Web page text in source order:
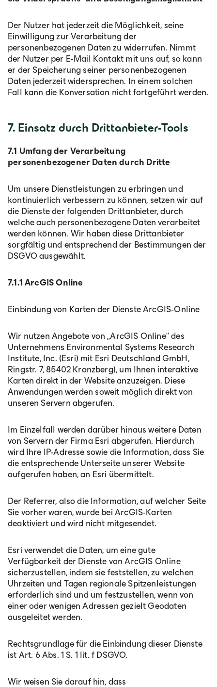
Der Nutzer hat jederzeit die Möglichkeit, seine
Einwilligung zur Verarbeitung der
personenbezogenen Daten zu widerrufen. Nimmt
der Nutzer per E-Mail Kontakt mit uns auf, so kann
er der Speicherung seiner personenbezogenen
Daten jederzeit widersprechen. In einem solchen
Fall kann die Konversation nicht fortgeführt werden.
7. Einsatz durch Drittanbieter-Tools
7.1 Umfang der Verarbeitung
personenbezogener Daten durch Dritte
Um unsere Dienstleistungen zu erbringen und
kontinuierlich verbessern zu können, setzen wir auf
die Dienste der folgenden Drittanbieter, durch
welche auch personenbezogene Daten verarbeitet
werden können. Wir haben diese Drittanbieter
sorgfältig und entsprechend der Bestimmungen der
DSGVO ausgewählt.
7.1.1 ArcGIS Online
Einbindung von Karten der Dienste ArcGIS-Online
Wir nutzen Angebote von „ArcGIS Online“ des
Unternehmens Environmental Systems Research
Institute, Inc. (Esri) mit Esri Deutschland GmbH,
Ringstr. 7, 85402 Kranzberg), um Ihnen interaktive
Karten direkt in der Website anzuzeigen. Diese
Anwendungen werden soweit möglich direkt von
unseren Servern abgerufen.
Im Einzelfall werden darüber hinaus weitere Daten
von Servern der Firma Esri abgerufen. Hierdurch
wird Ihre IP-Adresse sowie die Information, dass Sie
die entsprechende Unterseite unserer Website
aufgerufen haben, an Esri übermittelt.
Der Referrer, also die Information, auf welcher Seite
Sie vorher waren, wurde bei ArcGIS-Karten
deaktiviert und wird nicht mitgesendet.
Esri verwendet die Daten, um eine gute
Verfügbarkeit der Dienste von ArcGIS Online
sicherzustellen, indem sie feststellen, zu welchen
Uhrzeiten und Tagen regionale Spitzenleistungen
erforderlich sind und um festzustellen, wenn von
einer oder wenigen Adressen gezielt Geodaten
ausgeleitet werden.
Rechtsgrundlage für die Einbindung dieser Dienste
ist Art. 6 Abs. 1 S. 1 lit. f DSGVO.
Wir weisen Sie darauf hin, dass